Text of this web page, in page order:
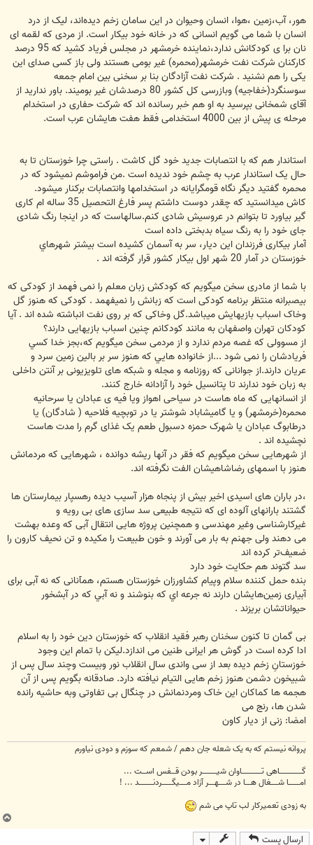
هور، آب،زمین ،هوا، انسان وحیوان در این سامان زخم دیده‌اند، لیک از درد
انسان با شما می گویم انسانی که در خانه خود بیکار است. از مردی که لقمه ای
نان برا ی کودکانش ندارد،نماينده خرمشهر در مجلس فریاد کشید که 95 درصد
کارکنان شرکت نفت خرمشهر(محمره) غیر بومی هستند ولی باز کسی صدای این
یکی را هم نشنید . شرکت نفت آزادگان بنا بر سخنی بین امام جمعه
سوسنگرد(خفاجیه) وبازرسی کل کشور 80 درصدشان غیر بومیند. باور ندارید از
آقای شمخانی بپرسید به او هم خبر رسانده اند که شرکت حفاری در استخدام
مرحله ی پیش از بین 4000 استخدامی فقط هفت هایشان عرب است.
استاندار هم که با انتصابات جدید خود گل کاشت . راستی چرا خوزستان تا به
حال یک استاندار عرب به چشم خود ندیده است .من فراموشم نمیشود که در
محمره گفتید دیگر نگاه قومگرایانه در استخدامها وانتصابات برکنار میشود.
کاش میدانستید که چقدر دوست داشتم پسر فارغ التحصیل 35 ساله ام کاری
گیر بیاورد تا بتوانم در عروسیش شادی کنم.سالهاست که در اینجا رنگ شادی
جای خود را به رنگ سیاه بدبختی داده است
آمار بیکاری فرزندان این دیار، سر به آسمان کشیده است بیشتر شهرهاي
خوزستان در آمار 20 شهر اول بیکار کشور قرار گرفته اند .
با شما از مادری سخن میگویم که کودکش زبان معلم را نمی فهمد از کودکی که
بیصبرانه منتظر برنامه کودکی است که زبانش را نمیفهمد . کودکی که هنوز گل
وخاک اسباب بازیهایش میباشد.گل وخاکی که بر روی نفت انباشته شده اند . آیا
کودکان تهران واصفهان به مانند کودکانم چنین اسباب بازیهایی دارند؟
از مسوولی که غصه مردم ندارد و از مردمی سخن میگویم که،بجز خدا كسي
فریادشان را نمی شود ...از خانواده هايي كه هنوز سر بر بالین زمین سرد و
عریان دارند.از جوانانی که روزنامه و مجله و شبکه های تلویزیونی بر آنتن داخلی
به زبان خود ندارند تا پتانسیل خود را آزادانه خارج کنند.
از انسانهایی که ماه هاست در سیاحی اهواز ویا فیه ی عبادان یا سرحانیه
محمره(خرمشهر) و یا گامیشاباد شوشتر یا در توبچیه فلاحیه ( شادگان) یا
درطابوگ عبادان یا شهرک حمزه دسبول طعم یک غذای گرم را مدت هاست
نچشیده اند .
از شهرهایی سخن میگویم که فقر در آنها ریشه دوانده ، شهرهایی که مردمانش
هنوز با اسمهای رضاشاهیشان الفت نگرفته اند.
،در باران های اسیدی اخیر بیش از پنجاه هزار آسیب دیده رهسپار بیمارستان ها
گشتند بارانهای آلوده ای که نتیجه طبیعی سد سازی های بی رویه و
غیرکارشناسی وغیر مهندسی و همچنین پروژه هایی انتقال آبی که وعده بهشت
می دهند ولی جهنم به بار می آورند و خون طبیعت را مکیده و تن نحیف کارون را
ضعیف‌تر کرده اند
سد گتوند هم حکایت خود دارد
بنده حمل كننده سلام وپیام کشاورزان خوزستان هستم، همآنانی که نه آبی برای
آبیاری زمین‌هایشان دارند نه جرعه اي كه بنوشند و نه آبي که در آبشخور
حیواناتشان بریزند .
بی گمان تا کنون سخنان رهبر فقید انقلاب که خوزستان دین خود را به اسلام
ادا کرده است در گوش هر ایرانی طنین می اندازد.لیکن با تمام این وجود
خوزستانِ زخم دیده بعد از سی واندی سال انقلاب نور وبیست وچند سال پس از
شبیخون دشمن هنوز زخم هایی التیام نیافته دارد. صادقانه بگویم پس از آن
هجمه ها کماکان این خاک ومردنمانش در چنگال بی تفاوتی وبه حاشیه رانده
شدن ها، رنج می
امضا: زنی از دیار کاون
پروانه نیستم که به یک شعله جان دهم / شمعم که سوزم و دودی نیاورم
گــــــــــــــــاهی تــــــــــــــاوان شیــــــــــر بودن قـــفس اســـت ...
امــــــــا شـــــغال هــــا در شـــــهــــر آزاد مـــــیگـــــــردنــــــــــد ... !
به زودی تعمیرکار لب تاپ می شم
ارسال پست